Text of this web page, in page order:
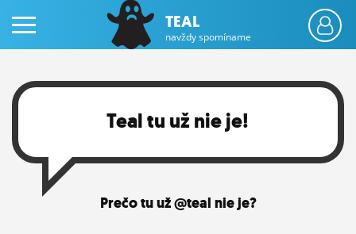
PRIHLÁS SA
ČINŽIAK
TEAL
navždy spomíname
Teal tu už nie je!
Prečo tu už @teal nie je?